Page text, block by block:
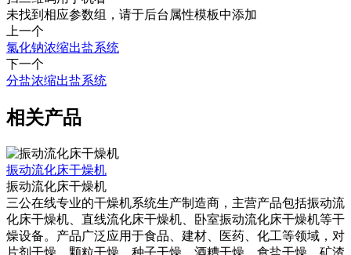
未找到相应参数组，请于后台属性模板中添加
上一个
氯化钠浓缩出盐系统
下一个
分盐浓缩出盐系统
相关产品
振动流化床干燥机
振动流化床干燥机
三公在线专业的干燥机系统生产制造商，主营产品包括振动流
化床干燥机、直线流化床干燥机、卧室振动流化床干燥机等干
燥设备。产品广泛应用于食品、建材、医药、化工等领域，对
片剂干燥、颗粒干燥、种子干燥、酒糟干燥、食盐干燥、矿渣